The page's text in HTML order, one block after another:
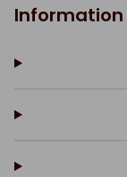
Information